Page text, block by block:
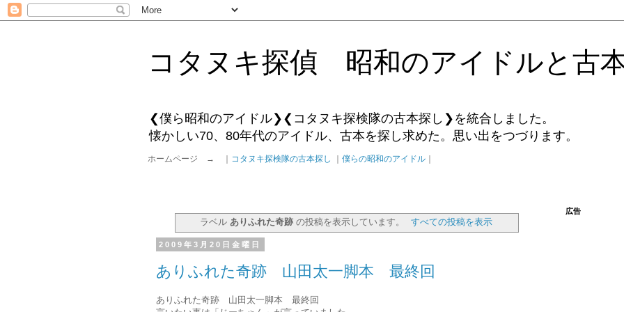
コタヌキ探偵 昭和のアイドルと古
❮僕ら昭和のアイドル❯❮コタヌキ探検隊の古本探し❯を統合しました。
懐かしい70、80年代のアイドル、古本を探し求めた。思い出をつづります。
ホームページ → ｜ コタヌキ探検隊の古本探し 僕らの昭和のアイドル
ラベル ありふれた奇跡の投稿を表示しています。 すべての投稿を表示
2009年3月20日金曜日
ありふれた奇跡 山田太一脚本 最終回
ありふれた奇跡 山田太一脚本 最終回
広告